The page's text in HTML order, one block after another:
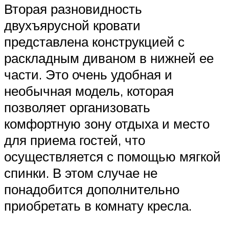
Вторая разновидность
двухъярусной кровати
представлена конструкцией с
раскладным диваном в нижней ее
части. Это очень удобная и
необычная модель, которая
позволяет организовать
комфортную зону отдыха и место
для приема гостей, что
осуществляется с помощью мягкой
спинки. В этом случае не
понадобится дополнительно
приобретать в комнату кресла.